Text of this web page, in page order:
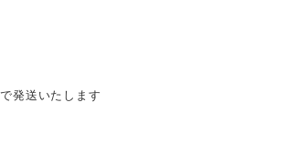
発送いたします